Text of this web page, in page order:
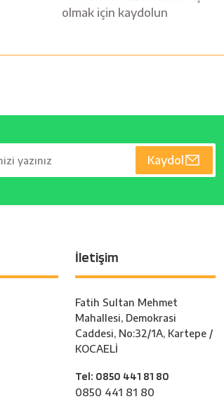
olmak için kaydolun
Kaydol
İletişim
Fatih Sultan Mehmet
Mahallesi, Demokrasi
Caddesi, No:32/1A, Kartepe /
KOCAELİ
Tel: 0850 441 81 80
0850 441 81 80